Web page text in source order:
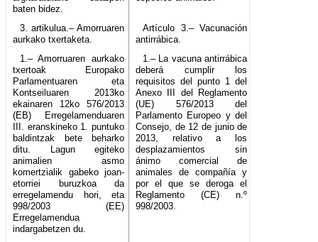
baten bidez.
3. artikulua.– Amorruaren
aurkako txertaketa.
Artículo 3.– Vacunación
antirrábica.
1.– Amorruaren aurkako
txertoak Europako
Parlamentuaren eta
Kontseiluaren 2013ko
ekainaren 12ko 576/2013
(EB) Erregelamenduaren
III. eranskineko 1. puntuko
baldintzak bete beharko
ditu. Lagun egiteko
animalien asmo
komertzialik gabeko joan-
etorriei buruzkoa da
erregelamendu hori, eta
998/2003 (EE)
Erregelamendua
indargabetzen du.
1.– La vacuna antirrábica
deberá cumplir los
requisitos del punto 1 del
Anexo III del Reglamento
(UE) 576/2013 del
Parlamento Europeo y del
Consejo, de 12 de junio de
2013, relativo a los
desplazamientos sin
ánimo comercial de
animales de compañía y
por el que se deroga el
Reglamento (CE) n.º
998/2003.